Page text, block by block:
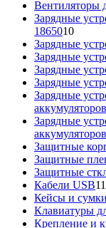
Вентиляторы
Зарядные
186501010
Зарядные
Зарядные
Зарядные
Зарядные
Зарядные
Зарядные
Защитные
Защитные
Защитные
Кабели USB
Кейсы и
Клавиатуры
Крепление и